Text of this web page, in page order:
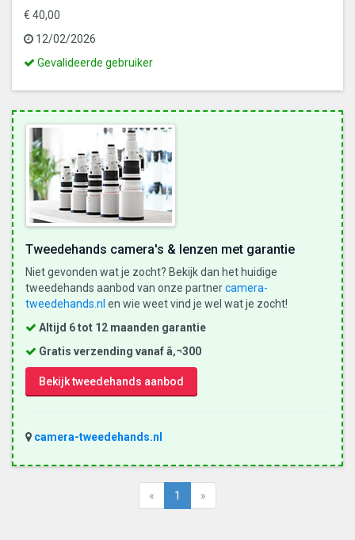
€ 40,00
12/02/2026
Dit
een
gevalideerde
gebruiker
Gevalideerde gebruiker
Tweedehands camera's & lenzen met garantie
Niet gevonden wat je zocht? Bekijk dan het huidige
tweedehands aanbod van onze partnercamera-
tweedehands.nl en wie weet vind je wel wat je zocht!
Altijd 6 tot 12 maanden garantie
Gratis verzending vanaf â‚¬300
Bekijk tweedehands aanbod
camera-tweedehands.nl
« 1 »